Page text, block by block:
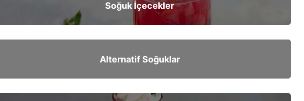
Soğuk İçecekler
Alternatif Soğuklar